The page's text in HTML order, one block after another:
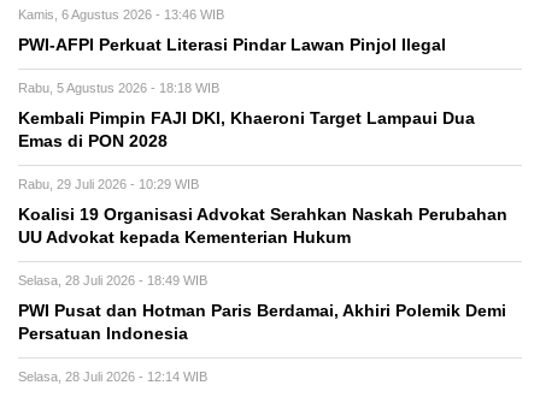
Kamis, 6 Agustus 2026 - 13:46 WIB
PWI-AFPI Perkuat Literasi Pindar Lawan Pinjol Ilegal
Rabu, 5 Agustus 2026 - 18:18 WIB
Kembali Pimpin FAJI DKI, Khaeroni Target Lampaui Dua
Emas di PON 2028
Rabu, 29 Juli 2026 - 10:29 WIB
Koalisi 19 Organisasi Advokat Serahkan Naskah Perubahan
UU Advokat kepada Kementerian Hukum
Selasa, 28 Juli 2026 - 18:49 WIB
PWI Pusat dan Hotman Paris Berdamai, Akhiri Polemik Demi
Persatuan Indonesia
Selasa, 28 Juli 2026 - 12:14 WIB